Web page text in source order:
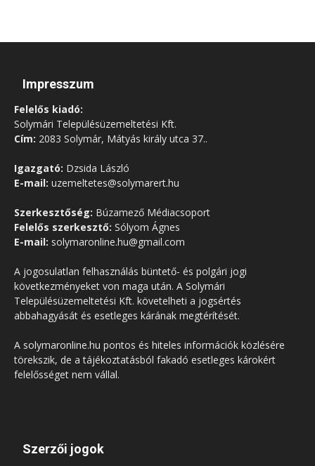
Impresszum
Felelős kiadó:
Solymári Településüzemeltetési Kft.
Cím: 2083 Solymár, Mátyás király utca 37..
Igazgató: Dzsida László
E-mail: uzemeltetes@solymarert.hu
Szerkesztőség: Búzamező Médiacsoport
Felelős szerkesztő: Sólyom Ágnes
E-mail: solymaronline.hu@gmail.com
A jogosulatlan felhasználás büntető- és polgári jogi
következményeket von maga után. A Solymári
Településüzemeltetési Kft. követelheti a jogsértés
abbahagyását és esetleges kárának megtérítését.
A solymaronline.hu pontos és hiteles információk közlésére
törekszik, de a tájékoztatásból fakadó esetleges károkért
felelősséget nem vállal.
Szerzői jogok